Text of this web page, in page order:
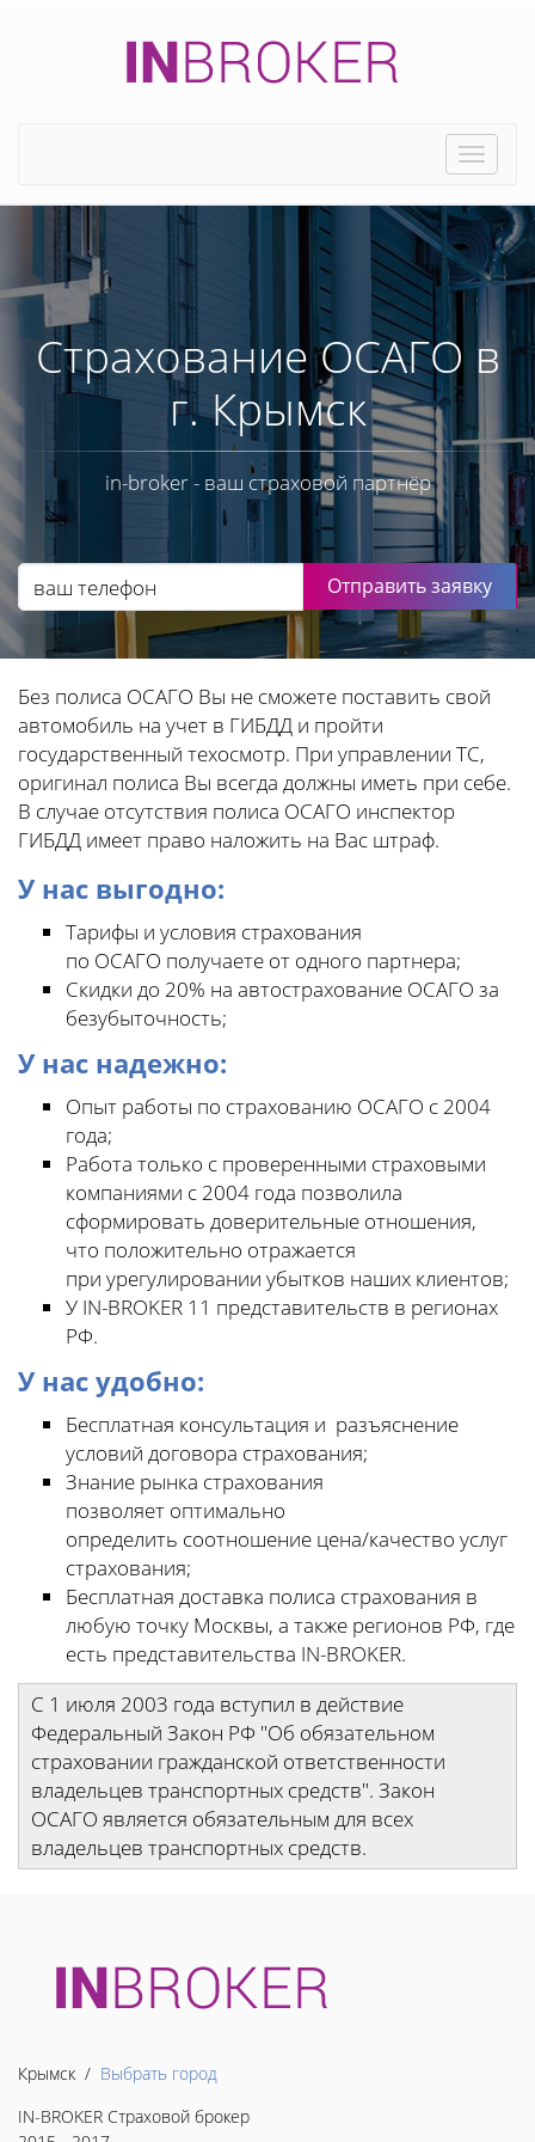
Toggle
Страхование ОСАГО в
г. Крымск
in-broker - ваш страховой партнёр
Отправить заявку
Без полиса ОСАГО Вы не сможете поставить свой
автомобиль на учет в ГИБДД и пройти
государственный техосмотр. При управлении ТС,
оригинал полиса Вы всегда должны иметь при себе.
В случае отсутствия полиса ОСАГО инспектор
ГИБДД имеет право наложить на Вас штраф.
У нас выгодно:
Тарифы и условия страхования
по ОСАГО получаете от одного партнера;
Скидки до 20% на автострахование ОСАГО за
безубыточность;
У нас надежно:
Опыт работы по страхованию ОСАГО с 2004
года;
Работа только с проверенными страховыми
компаниями с 2004 года позволила
сформировать доверительные отношения,
что положительно отражается
при урегулировании убытков наших клиентов;
У IN-BROKER 11 представительств в регионах
РФ.
У нас удобно:
Бесплатная консультация и разъяснение
условий договора страхования;
Знание рынка страхования
позволяет оптимально
определить соотношение цена/качество услуг
страхования;
Бесплатная доставка полиса страхования в
любую точку Москвы, а также регионов РФ, где
есть представительства IN-BROKER.
С 1 июля 2003 года вступил в действие
Федеральный Закон РФ "Об обязательном
страховании гражданской ответственности
владельцев транспортных средств". Закон
ОСАГО является обязательным для всех
владельцев транспортных средств.
Крымск / Выбрать город
IN-BROKER Страховой брокер